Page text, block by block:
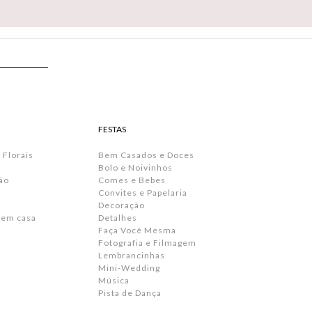
Florais
casa
FESTAS
Bem Casados e Doces
Bolo e Noivinhos
Comes e Bebes
Convites e Papelaria
Decoração
Detalhes
Faça Você Mesma
Fotografia e Filmagem
Lembrancinhas
Mini-Wedding
Música
Pista de Dança